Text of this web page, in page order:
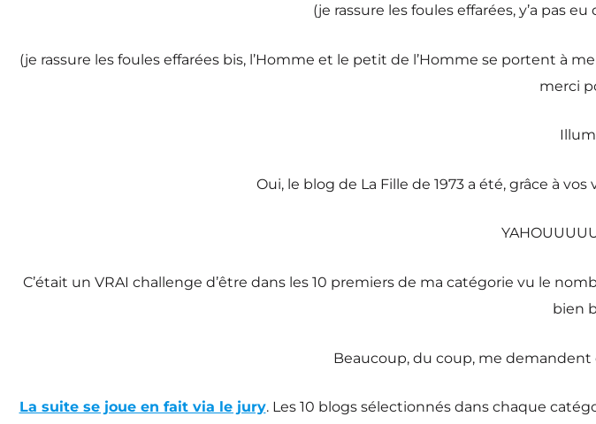
(je rassure les foules effarées, y’a pas
(je rassure les foules effarées bis, l’Homme et le petit de l’Homme se portent à
merci
Oui, le blog de La Fille de 1973 a été, grâce à
C’était un VRAI challenge d’être dans les 10 premiers de ma catégorie vu le
bien
Beaucoup, du coup, me demandent
La suite se joue en fait via le jury. Les 10 blogs sélectionnés dans chaque